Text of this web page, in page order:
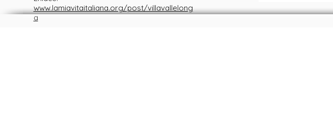
www.lamiavitaitaliana.org/post/villavallelong
a